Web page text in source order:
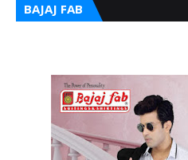
BAJAJ FAB